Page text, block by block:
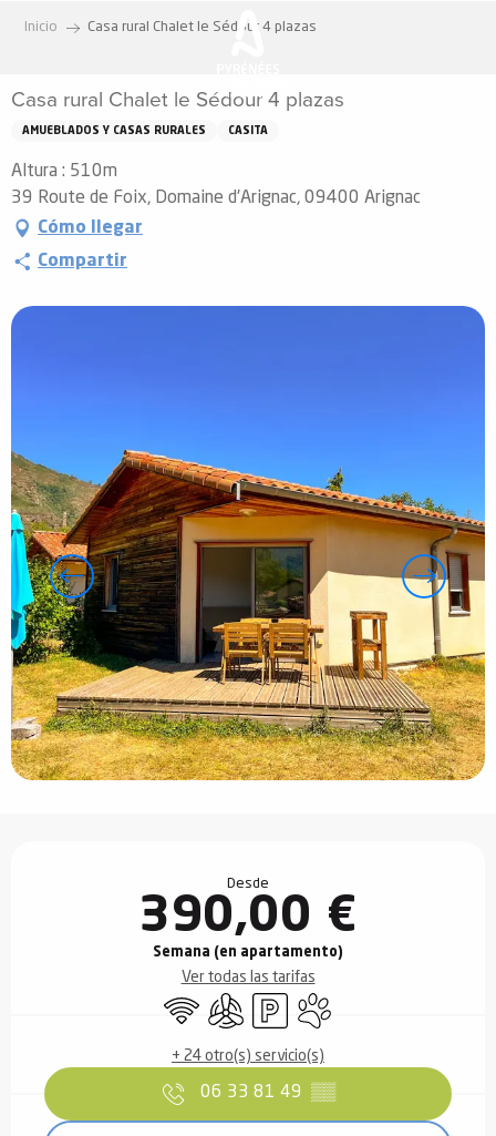
principal
Inicio Casa rural Chalet le Sédour 4 plazas
Casa rural Chalet le Sédour 4 plazas
AMUEBLADOS Y CASAS RURALES CASITA
Altura : 510m
39 Route de Foix, Domaine d'Arignac, 09400 Arignac
Cómo llegar
Compartir
Desde
390,00 €
Semana (en apartamento)
Ver todas las tarifas
Wifi Aire Acondicionado
AparcamientoSe aceptan animales
+ 24 otro(s) servicio(s)
06 33 81 49 ▒▒